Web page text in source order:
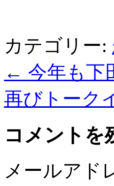
カテゴリー:
← 今年も下
再びトーク
コメントを
メールアド